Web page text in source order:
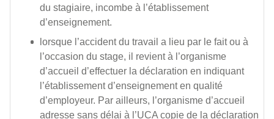
du stagiaire, incombe à l’établissement
d’enseignement.
lorsque l’accident du travail a lieu par le fait ou à
l’occasion du stage, il revient à l’organisme
d’accueil d’effectuer la déclaration en indiquant
l’établissement d’enseignement en qualité
d’employeur. Par ailleurs, l’organisme d’accueil
adresse sans délai à l’UCA copie de la déclaration